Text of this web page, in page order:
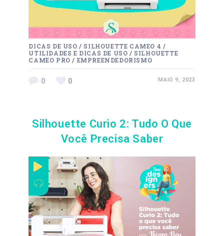
DICAS DE USO / SILHOUETTE CAMEO 4 /
UTILIDADES E DICAS DE USO / SILHOUETTE
CAMEO PRO / EMPREENDEDORISMO
0 0 MAIO 9, 2023
Silhouette Curio 2: Tudo O Que
Você Precisa Saber